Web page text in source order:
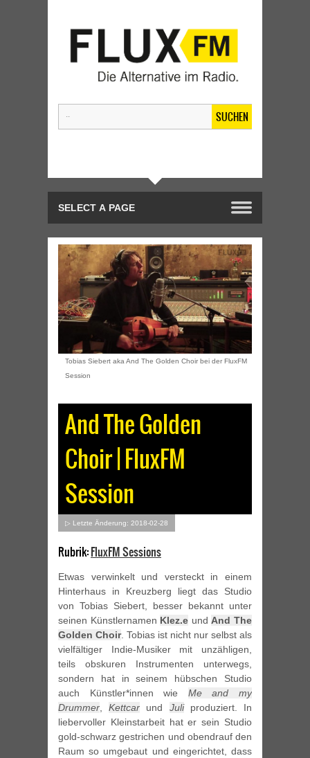
SUCHEN
Tobias Siebert aka And The Golden Choir bei der FluxFM
Session
And The Golden
Choir | FluxFM
Session
▷ Letzte Änderung: 2018-02-28
Rubrik:FluxFM Sessions
Etwas verwinkelt und versteckt in einem
Hinterhaus in Kreuzberg liegt das Studio
von Tobias Siebert, besser bekannt unter
seinen Künstlernamen Klez.e undAnd The
Golden Choir. Tobias ist nicht nur selbst als
vielfältiger Indie-Musiker mit unzähligen,
teils obskuren Instrumenten unterwegs,
sondern hat in seinem hübschen Studio
auch Künstler*innen wie Me and my
Drummer,Kettcar und Juliproduziert. In
liebervoller Kleinstarbeit hat er sein Studio
gold-schwarz gestrichen und obendrauf den
Raum so umgebaut und eingerichtet, dass